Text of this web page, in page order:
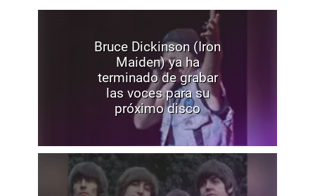
Bruce Dickinson (Iron
Maiden) ya ha
terminado de grabar
las voces para su
próximo disco